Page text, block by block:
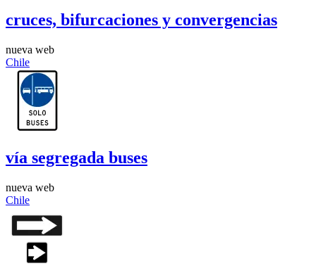
cruces, bifurcaciones y convergencias
nueva web
Chile
vía segregada buses
nueva web
Chile